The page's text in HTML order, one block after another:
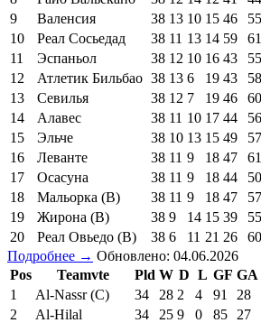
9
Валенсия 38 13 10 15 46 55
10
Реал Сосьедад 38 11 13 14 59 61
11
Эспаньол 38 12 10 16 43 55
12
Атлетик Бильбао 38 13 6 19 43 58
13
Севилья 38 12 7 19 46 60
14
Алавес 38 11 10 17 44 56
15
Эльче 38 10 13 15 49 57
16
Леванте 38 11 9 18 47 61
17
Осасуна 38 11 9 18 44 50
18
Мальорка (В) 38 11 9 18 47 57
19
Жирона (В) 38 9 14 15 39 55
20
Реал Овьедо (В) 38 6 11 21 26 60
Подробнее → Обновлено: 04.06.2026
Pos
Teamvte Pld W D L GF GA
1
Al-Nassr (C) 34 28 2 4 91 28
2
Al-Hilal 34 25 9 0 85 27